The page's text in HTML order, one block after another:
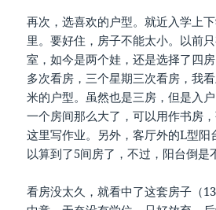
再次，选喜欢的户型。就近入学上
里。要好住，房子不能太小。以前
室，如今是两个娃，还是选择了四
多次看房，三个星期三次看房，我
米的户型。虽然也是三房，但是入
一个房间那么大了，可以用作书房
这里写作业。另外，客厅外的L型阳
以算到了5间房了，不过，阳台倒是
看房没太久，就看中了这套房子（